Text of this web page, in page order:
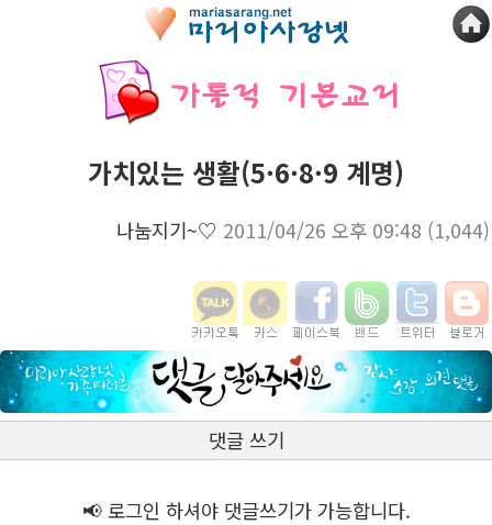
가치있는 생활(5·6·8·9 계명)
나눔지기~♡ 2011/04/26 오후 09:48 (1,044)
댓글 쓰기
📢 로그인 하셔야 댓글쓰기가 가능합니다.